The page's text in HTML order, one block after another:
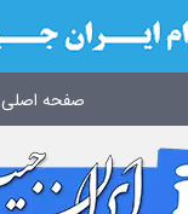
صفحه اصلی